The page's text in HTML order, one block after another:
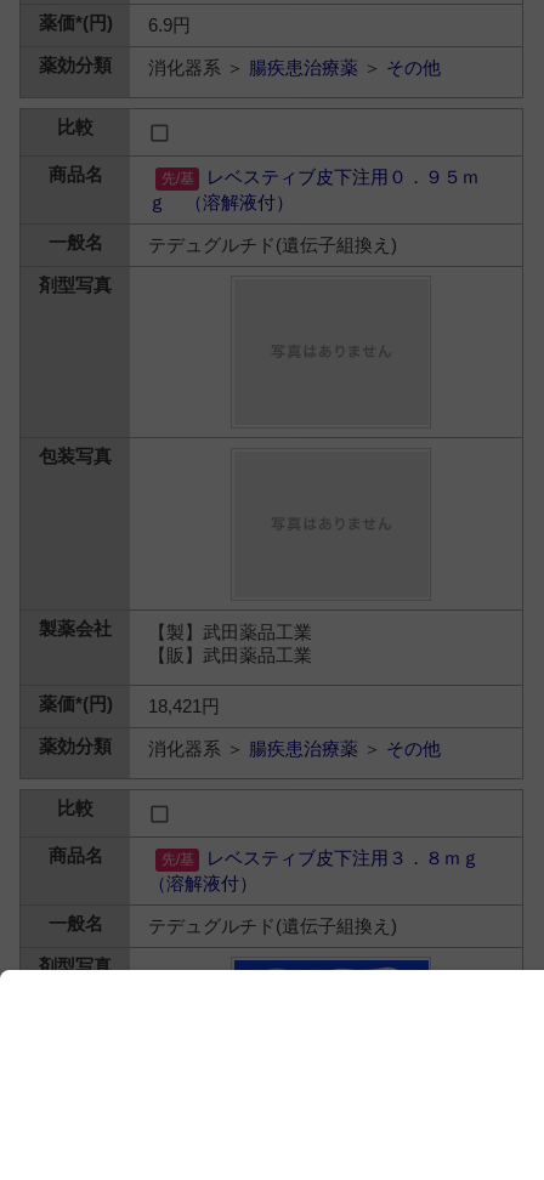
6.9円
消化器系 ＞ 腸疾患治療薬 ＞ その他
レベスティブ皮下注用０．９５ｍ
ｇ （溶解液付）
テデュグルチド(遺伝子組換え)
【製】武田薬品工業
【販】武田薬品工業
18,421円
消化器系 ＞ 腸疾患治療薬 ＞ その他
レベスティブ皮下注用３．８ｍｇ
（溶解液付）
テデュグルチド(遺伝子組換え)